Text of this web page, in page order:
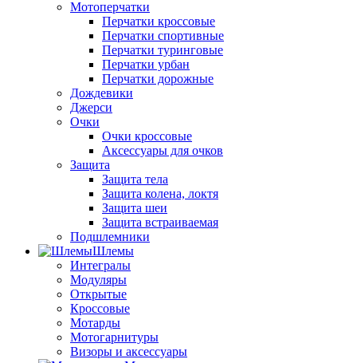
Мотоперчатки
Перчатки кроссовые
Перчатки спортивные
Перчатки туринговые
Перчатки урбан
Перчатки дорожные
Дождевики
Джерси
Очки
Очки кроссовые
Аксессуары для очков
Защита
Защита тела
Защита колена, локтя
Защита шеи
Защита встраиваемая
Подшлемники
Шлемы
Интегралы
Модуляры
Открытые
Кроссовые
Мотарды
Мотогарнитуры
Визоры и аксессуары